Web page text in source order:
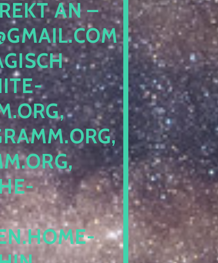
AN –
G
P
S
P
L
P
B